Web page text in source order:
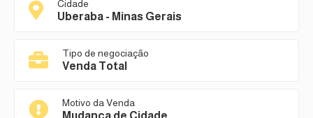
Cidade
Uberaba - Minas Gerais
Tipo de negociação
Venda Total
Motivo da Venda
Mudança de Cidade